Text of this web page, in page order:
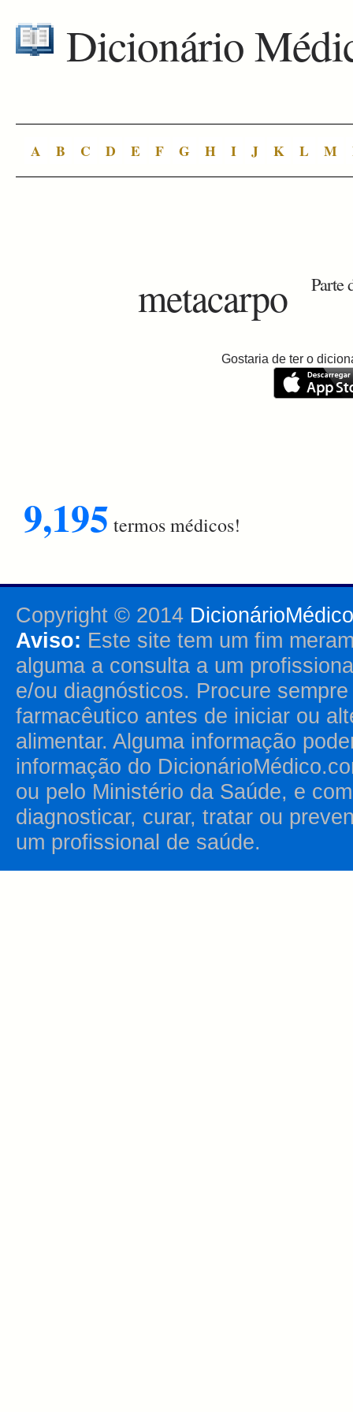
Dicionário
A B C D E F G H I J K L M
metacarpo Parte
Gostaria de ter o
9,195 termos médicos!
Copyright © 2014
Aviso: Este site tem um fim
alguma a consulta a um
e/ou diagnósticos. Procure
farmacêutico antes de iniciar ou
alimentar. Alguma informação
informação do
ou pelo Ministério da Saúde, e
diagnosticar, curar, tratar ou
um profissional de saúde.